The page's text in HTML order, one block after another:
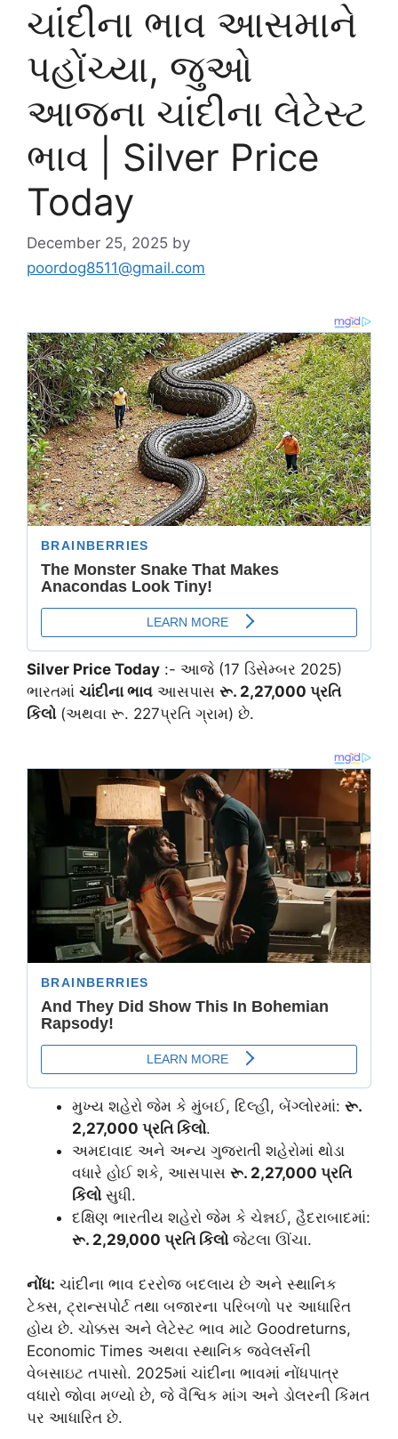
ચાંદીના ભાવ આસમાને
પહોંચ્યા, જુઓ
આજના ચાંદીના લેટેસ્ટ
ભાવ | Silver Price
Today
December 25, 2025 by
poordog8511@gmail.com
Silver Price Today :- આજે (17 ડિસેમ્બર 2025)
ભારતમાં ચાંદીના ભાવ આસપાસ રૂ. 2,27,000 પ્રતિ
કિલો(અથવા રૂ. 227પ્રતિ ગ્રામ) છે.
મુખ્ય શહેરો જેમ કે મુંબઈ, દિલ્હી, બેંગ્લોરમાં: રૂ.
2,27,000 પ્રતિ કિલો.
અમદાવાદ અને અન્ય ગુજરાતી શહેરોમાં થોડા
વધારે હોઈ શકે, આસપાસ રૂ. 2,27,000 પ્રતિ
કિલોસુધી.
દક્ષિણ ભારતીય શહેરો જેમ કે ચેન્નઈ, હૈદરાબાદમાં:
રૂ. 2,29,000 પ્રતિ કિલોજેટલા ઊંચા.
નોંધ: ચાંદીના ભાવ દરરોજ બદલાય છે અને સ્થાનિક
ટેક્સ, ટ્રાન્સપોર્ટ તથા બજારના પરિબળો પર આધારિત
હોય છે. ચોક્કસ અને લેટેસ્ટ ભાવ માટે Goodreturns,
Economic Times અથવા સ્થાનિક જ્વેલર્સની
વેબસાઇટ તપાસો. 2025માં ચાંદીના ભાવમાં નોંધપાત્ર
વધારો જોવા મળ્યો છે, જે વૈશ્વિક માંગ અને ડોલરની કિંમત
પર આધારિત છે.